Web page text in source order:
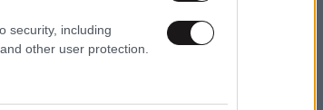
security, including
other user protection.